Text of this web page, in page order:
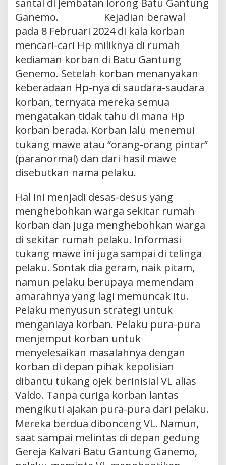
Ganemo. Kejadian berawal
pada 8 Februari 2024 di kala korban
mencari-cari Hp miliknya di rumah
kediaman korban di Batu Gantung
Genemo. Setelah korban menanyakan
keberadaan Hp-nya di saudara-saudara
korban, ternyata mereka semua
mengatakan tidak tahu di mana Hp
korban berada. Korban lalu menemui
tukang mawe atau “orang-orang pintar”
(paranormal) dan dari hasil mawe
disebutkan nama pelaku.
Hal ini menjadi desas-desus yang
menghebohkan warga sekitar rumah
korban dan juga menghebohkan warga
di sekitar rumah pelaku. Informasi
tukang mawe ini juga sampai di telinga
pelaku. Sontak dia geram, naik pitam,
namun pelaku berupaya memendam
amarahnya yang lagi memuncak itu.
Pelaku menyusun strategi untuk
menganiaya korban. Pelaku pura-pura
menjemput korban untuk
menyelesaikan masalahnya dengan
korban di depan pihak kepolisian
dibantu tukang ojek berinisial VL alias
Valdo. Tanpa curiga korban lantas
mengikuti ajakan pura-pura dari pelaku.
Mereka berdua dibonceng VL. Namun,
saat sampai melintas di depan gedung
Gereja Kalvari Batu Gantung Ganemo,